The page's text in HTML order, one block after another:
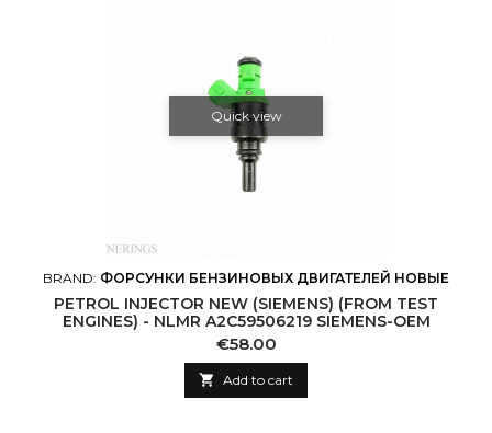
Quick view
BRAND: ФОРСУНКИ БЕНЗИНОВЫХ ДВИГАТЕЛЕЙ НОВЫЕ
PETROL INJECTOR NEW (SIEMENS) (FROM TEST
ENGINES) - NLMR A2C59506219 SIEMENS-OEM
Price
€58.00
 Add to cart